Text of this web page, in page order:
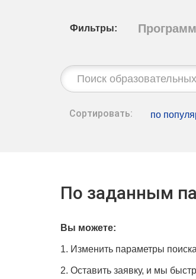
Фильтры:
Строка
поиска:
Сортировать: по
По заданным
Вы можете:
1. Изменить параметры
2. Оставить заявку, и мы